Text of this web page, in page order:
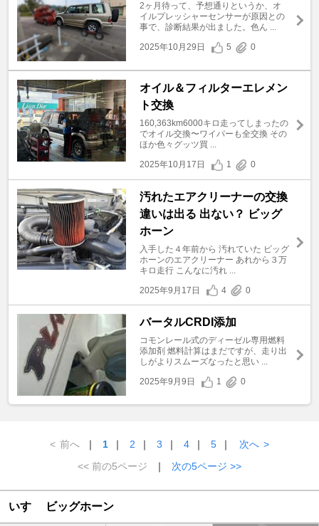
2ヶ月待って、予想通りというか、オ
イルプレッシャーセンサーが原因との
事で、診断結果が出ました。色ん ...
2025年10月29日
5 0
オイル＆フィルターエレメン
ト交換
160,363km6000キロ走ってしまったの
でオイル交換〜ワイパーも全交換 その
ほか色々グッツ買 ...
2025年10月17日
1 0
汚れたエアクリーナーの交換
違いは出る 出ない？ ビッグ
ホーン
入手した４年前から 汚れていた ビッグ
ホーンのエアクリーナー あれから３万
キロ走行 こんなに汚れ ...
2025年9月17日
4 0
バータルCRDI添加
コモンレール式のディーゼル専用燃料
添加剤 燃料計算はまだですが、走り出
しがよりスムーズなったと思い ...
2025年9月9日
1 0
< 前へ ｜ 1 ｜ 2 ｜ 3 ｜ 4 ｜ 5 ｜ 次へ >
<< 前の5ページ
｜ 次の5ページ >>
いすゞ ビッグホーン